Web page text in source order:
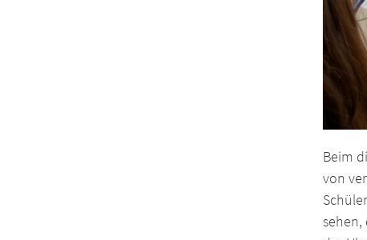
Beim
von
sehen,